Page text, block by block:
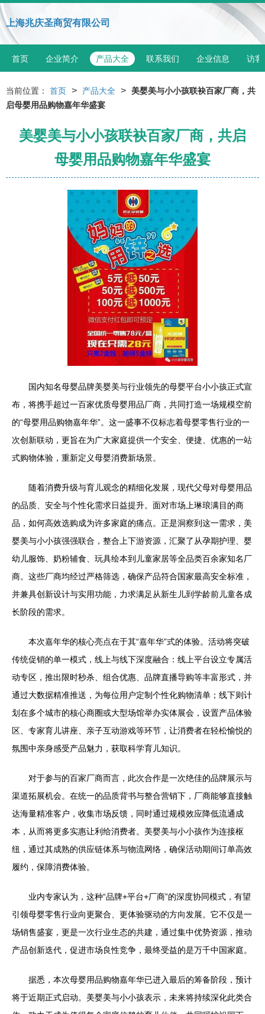
上海兆庆圣商贸有限公司
首页 企业简介 产品大全 联系我们 企业信息 访客
当前位置： 首页 > 产品大全 > 美婴美与小小孩联袂百家厂商，共
启母婴用品购物嘉年华盛宴
美婴美与小小孩联袂百家厂商，共启
母婴用品购物嘉年华盛宴
国内知名母婴品牌美婴美与行业领先的母婴平台小小孩正式宣
布，将携手超过一百家优质母婴用品厂商，共同打造一场规模空前
的“母婴用品购物嘉年华”。这一盛事不仅标志着母婴零售行业的一
次创新联动，更旨在为广大家庭提供一个安全、便捷、优惠的一站
式购物体验，重新定义母婴消费新场景。
随着消费升级与育儿观念的精细化发展，现代父母对母婴用品
的品质、安全与个性化需求日益提升。面对市场上琳琅满目的商
品，如何高效选购成为许多家庭的痛点。正是洞察到这一需求，美
婴美与小小孩强强联合，整合上下游资源，汇聚了从孕期护理、婴
幼儿服饰、奶粉辅食、玩具绘本到儿童家居等全品类百余家知名厂
商。这些厂商均经过严格筛选，确保产品符合国家最高安全标准，
并兼具创新设计与实用功能，力求满足从新生儿到学龄前儿童各成
长阶段的需求。
本次嘉年华的核心亮点在于其“嘉年华”式的体验。活动将突破
传统促销的单一模式，线上与线下深度融合：线上平台设立专属活
动专区，推出限时秒杀、组合优惠、品牌直播导购等丰富形式，并
通过大数据精准推送，为每位用户定制个性化购物清单；线下则计
划在多个城市的核心商圈或大型场馆举办实体展会，设置产品体验
区、专家育儿讲座、亲子互动游戏等环节，让消费者在轻松愉悦的
氛围中亲身感受产品魅力，获取科学育儿知识。
对于参与的百家厂商而言，此次合作是一次绝佳的品牌展示与
渠道拓展机会。在统一的品质背书与整合营销下，厂商能够直接触
达海量精准客户，收集市场反馈，同时通过规模效应降低流通成
本，从而将更多实惠让利给消费者。美婴美与小小孩作为连接枢
纽，通过其成熟的供应链体系与物流网络，确保活动期间订单高效
履约，保障消费体验。
业内专家认为，这种“品牌+平台+厂商”的深度协同模式，有望
引领母婴零售行业向更聚合、更体验驱动的方向发展。它不仅是一
场销售盛宴，更是一次行业生态的共建，通过集中优势资源，推动
产品创新迭代，促进市场良性竞争，最终受益的是万千中国家庭。
据悉，本次母婴用品购物嘉年华已进入最后的筹备阶段，预计
将于近期正式启动。美婴美与小小孩表示，未来将持续深化此类合